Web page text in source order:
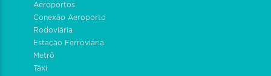
Aeroportos
Conexão Aeroporto
Rodoviária
Estação Ferroviária
Metrô
Táxi